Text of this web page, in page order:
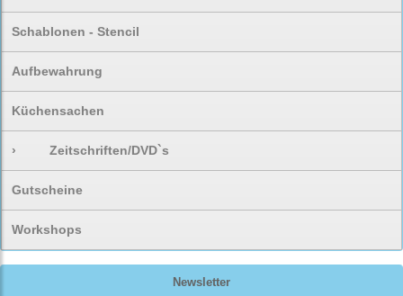
Schablonen - Stencil
Aufbewahrung
Küchensachen
› Zeitschriften/DVD`s
Gutscheine
Workshops
Newsletter